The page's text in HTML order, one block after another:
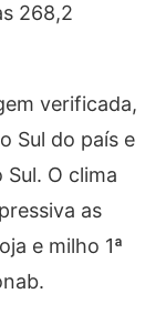
268,2
verificada,
Sul do país e
O clima
as
e milho 1ª